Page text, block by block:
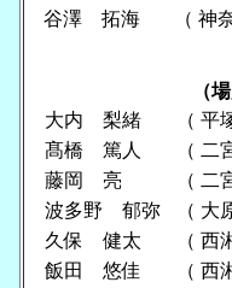
谷澤 拓海
（ 神
（
大内 梨緒
（ 平
髙橋 篤人
（ 二
藤岡 亮
（ 二
波多野 郁弥
（ 大
久保 健太
（ 西
飯田 悠佳
（ 西